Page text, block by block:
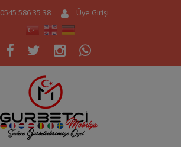
0545 586 35 38 Üye Girişi